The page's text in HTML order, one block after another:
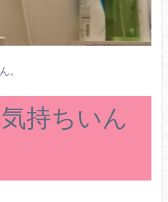
。
持ちいん